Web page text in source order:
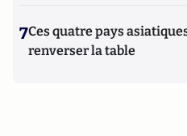
7Ces quatre pays
renverser la table